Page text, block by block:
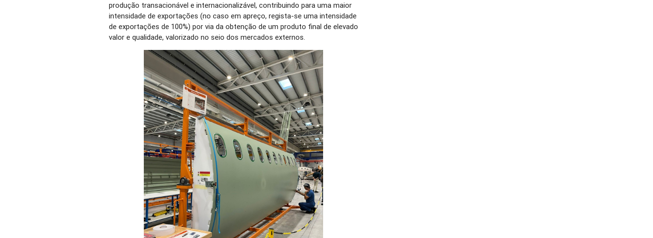
produção transacionável e internacionalizável, contribuindo para uma maior
intensidade de exportações (no caso em apreço, regista-se uma intensidade
de exportações de 100%) por via da obtenção de um produto final de elevado
valor e qualidade, valorizado no seio dos mercados externos.